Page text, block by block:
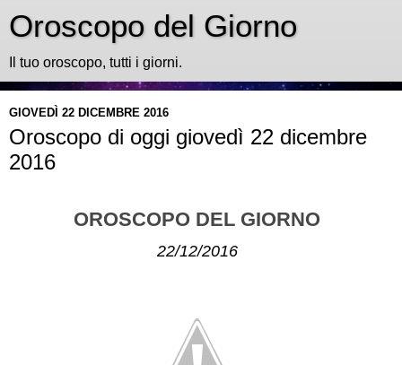
Oroscopo del Giorno
Il tuo oroscopo, tutti i giorni.
GIOVEDÌ 22 DICEMBRE 2016
Oroscopo di oggi giovedì 22 dicembre
2016
OROSCOPO DEL GIORNO
22/12/2016